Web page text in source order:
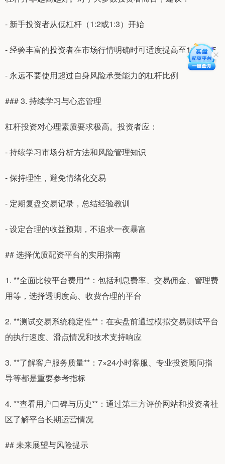
- 新手投资者从低杠杆（1:2或1:3）开始
- 经验丰富的投资者在市场行情明确时可适度提高至1:4或1:5
- 永远不要使用超过自身风险承受能力的杠杆比例
### 3. 持续学习与心态管理
杠杆投资对心理素质要求极高。投资者应：
- 持续学习市场分析方法和风险管理知识
- 保持理性，避免情绪化交易
- 定期复盘交易记录，总结经验教训
- 设定合理的收益预期，不追求一夜暴富
## 选择优质配资平台的实用指南
1. **全面比较平台费用**：包括利息费率、交易佣金、管理费
用等，选择透明度高、收费合理的平台
2. **测试交易系统稳定性**：在实盘前通过模拟交易测试平台
的执行速度、滑点情况和技术支持响应
3. **了解客户服务质量**：7×24小时客服、专业投资顾问指
导等都是重要参考指标
4. **查看用户口碑与历史**：通过第三方评价网站和投资者社
区了解平台长期运营情况
## 未来展望与风险提示